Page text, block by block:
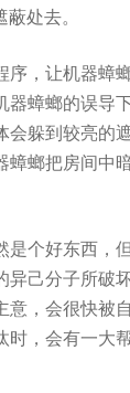
处去。
序，让机器蟑
蟑螂的误导
会躲到较亮的
蟑螂把房间中
是个好东西，
异己分子所破
意，会很快被
时，会有一大